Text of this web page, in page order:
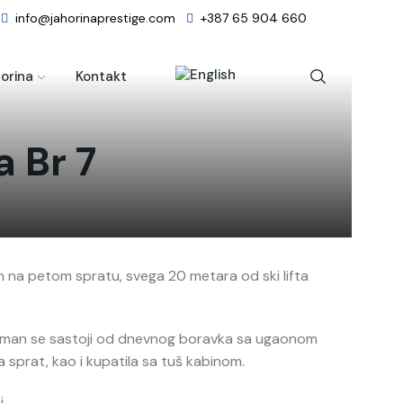
info@jahorinaprestige.com +387 65 904 660
Kontakt
Br 7
na petom spratu, svega 20 metara od ski lifta
se sastoji od dnevnog boravka sa ugaonom
sprat, kao i kupatila sa tuš kabinom.